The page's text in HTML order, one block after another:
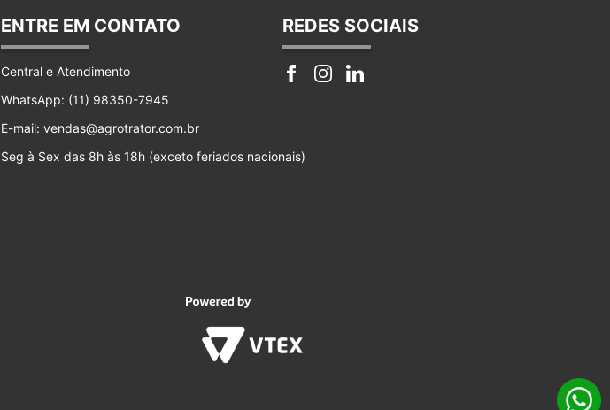
ENTRE EM CONTATO
Central e Atendimento
WhatsApp: (11) 98350-7945
E-mail: vendas@agrotrator.com.br
Seg à Sex das 8h às 18h (exceto feriados nacionais)
REDES SOCIAIS